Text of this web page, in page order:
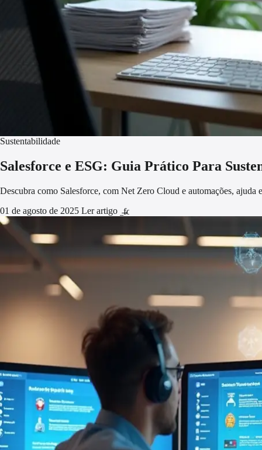
Sustentabilidade
Salesforce e ESG: Guia Prático Para
Descubra como Salesforce, com Net Zero Cloud e automações,
01 de agosto de 2025 Ler artigo
arrow_forward